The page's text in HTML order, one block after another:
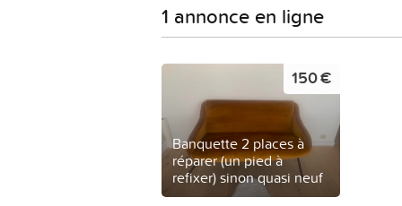
1 annonce en ligne
Banquette 2 places à
réparer (un pied à
refixer) sinon quasi neuf
150 €